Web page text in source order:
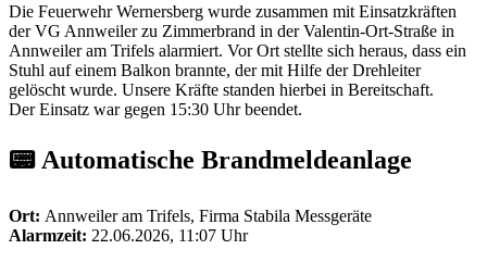
Die Feuerwehr Wernersberg wurde zusammen mit Einsatzkräften
der VG Annweiler zu Zimmerbrand in der Valentin-Ort-Straße in
Annweiler am Trifels alarmiert. Vor Ort stellte sich heraus, dass ein
Stuhl auf einem Balkon brannte, der mit Hilfe der Drehleiter
gelöscht wurde. Unsere Kräfte standen hierbei in Bereitschaft.
Der Einsatz war gegen 15:30 Uhr beendet.
📟 Automatische Brandmeldeanlage
Ort: Annweiler am Trifels, Firma Stabila Messgeräte
Alarmzeit: 22.06.2026, 11:07 Uhr